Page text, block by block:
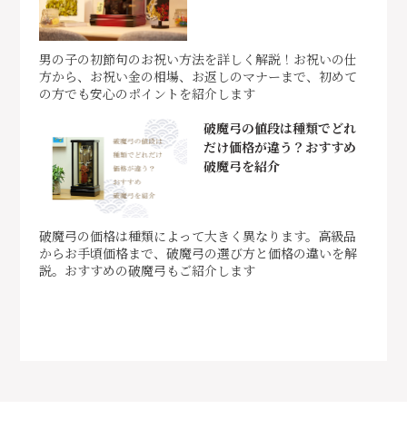
男の子の初節句のお祝い方法を詳しく解説！お祝いの仕
方から、お祝い金の相場、お返しのマナーまで、初めて
の方でも安心のポイントを紹介します
破魔弓の値段は種類でどれ
だけ価格が違う？おすすめ
破魔弓を紹介
破魔弓の価格は種類によって大きく異なります。高級品
からお手頃価格まで、破魔弓の選び方と価格の違いを解
説。おすすめの破魔弓もご紹介します